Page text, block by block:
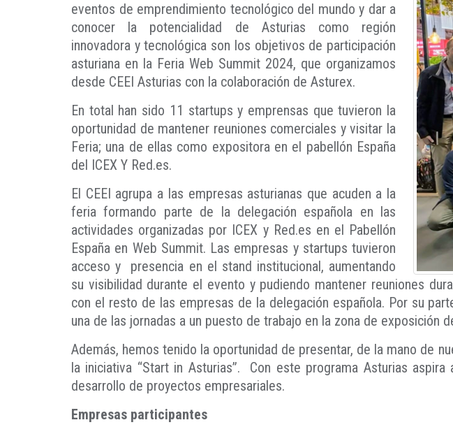
eventos de emprendimiento tecnológico del mundo y dar a
conocer la potencialidad de Asturias como región
innovadora y tecnológica son los objetivos de participación
asturiana en la Feria Web Summit 2024, que organizamos
desde CEEI Asturias con la colaboración de Asturex.
En total han sido 11 startups y emprensas que tuvieron la
oportunidad de mantener reuniones comerciales y visitar la
Feria; una de ellas como expositora en el pabellón España
del ICEX Y Red.es.
El CEEI agrupa a las empresas asturianas que acuden a la
feria formando parte de la delegación española en las
actividades organizadas por ICEX y Red.es en el Pabellón
España en Web Summit. Las empresas y startups tuvieron
acceso y presencia en el stand institucional, aumentando
su visibilidad durante el evento y pudiendo mantener reuniones
con el resto de las empresas de la delegación española. Por su
una de las jornadas a un puesto de trabajo en la zona de exposición
Además, hemos tenido la oportunidad de presentar, de la mano de
la iniciativa “Start in Asturias”. Con este programa Asturias
desarrollo de proyectos empresariales.
Empresas participantes